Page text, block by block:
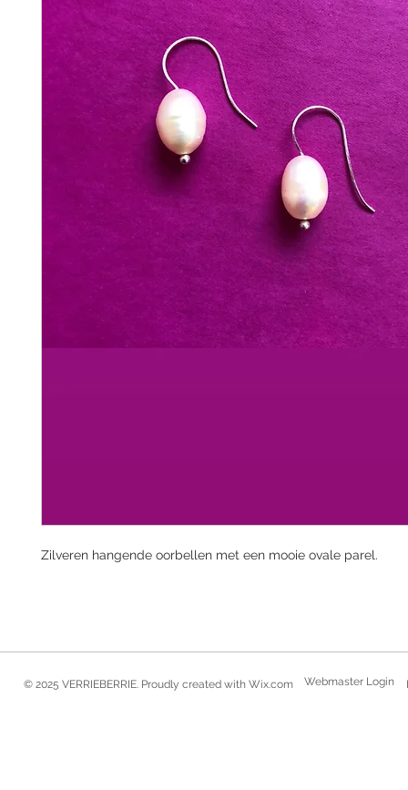
Zilveren hangende oorbellen met een mooie ovale parel.
© 2025 VERRIEBERRIE. Proudly created with Wix.com Webmaster Login